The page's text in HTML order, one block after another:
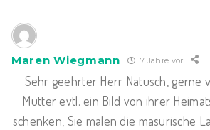
Maren Wiegmann 7 Jahre vor
Sehr geehrter Herr Natusch, gerne
Mutter evtl. ein Bild von ihrer
schenken, Sie malen die masurische